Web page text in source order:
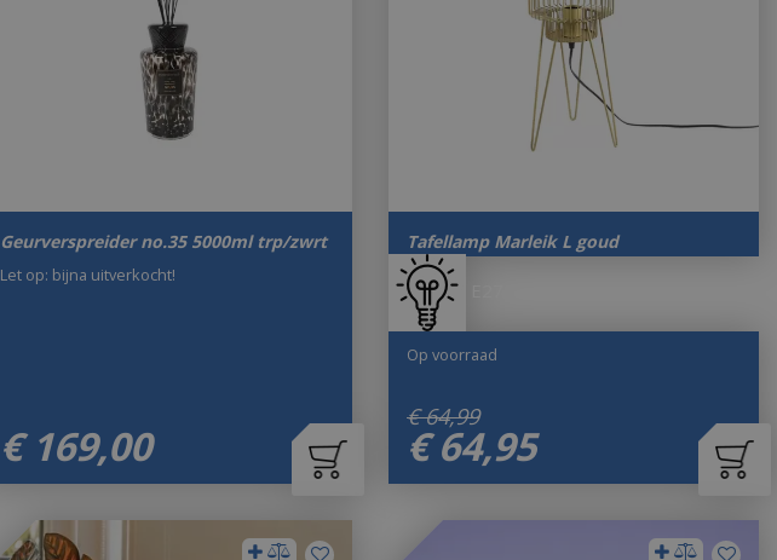
Geurverspreider no.35 5000ml trp/zwrt
€ 169,00
Let op: bijna uitverkocht!
Tafellamp Marleik L goud
€ 64,99
€ 64,95
Op voorraad